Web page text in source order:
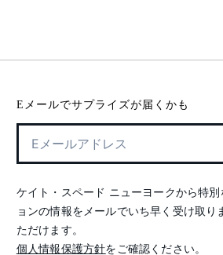
Eメールでサプライズが届くかも
ケイト・スペード ニューヨークから特
ョンの情報をメールでいち早く受け取
ただけます。
個人情報保護方針をご確認ください。